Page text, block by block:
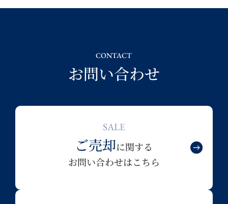
CONTACT
お問い合わせ
SALE
ご売却に関する
お問い合わせはこちら